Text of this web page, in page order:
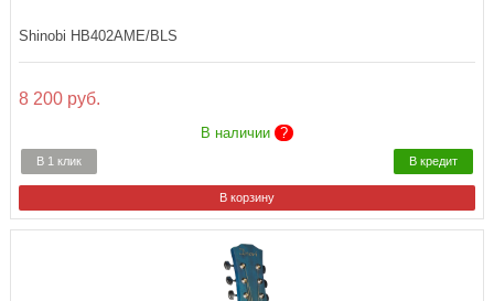
Shinobi HB402AME/BLS
8 200 руб.
В наличии ?
В 1 клик В кредит